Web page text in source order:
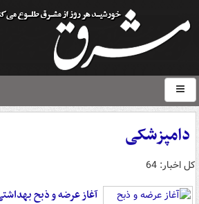
دامپزشکی
کل اخبار: 64